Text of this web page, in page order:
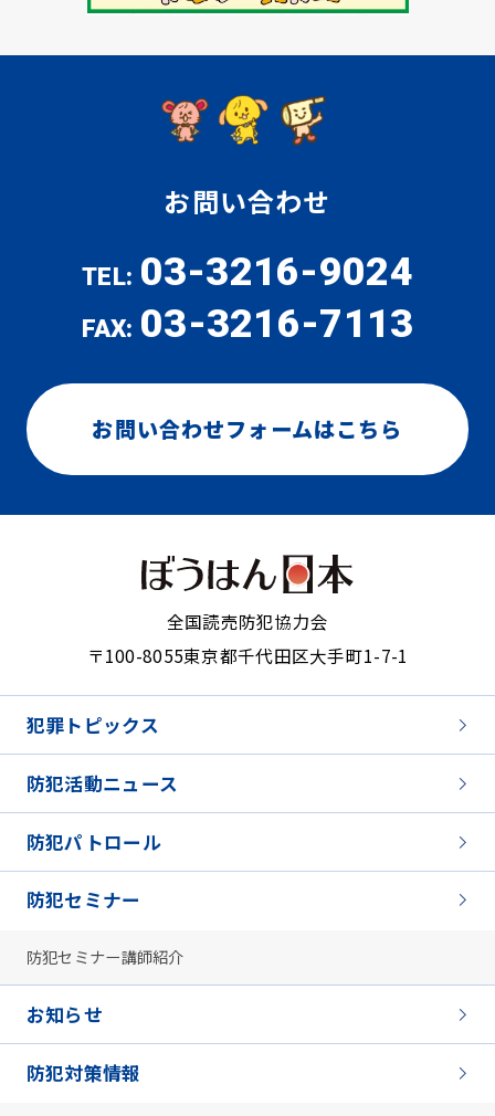
お問い合わせ
TEL: 03-3216-9024
FAX: 03-3216-7113
お問い合わせフォームはこちら
全国読売防犯協力会
〒100-8055東京都千代田区大手町1-7-1
犯罪トピックス
防犯活動ニュース
防犯パトロール
防犯セミナー
防犯セミナー講師紹介
お知らせ
防犯対策情報